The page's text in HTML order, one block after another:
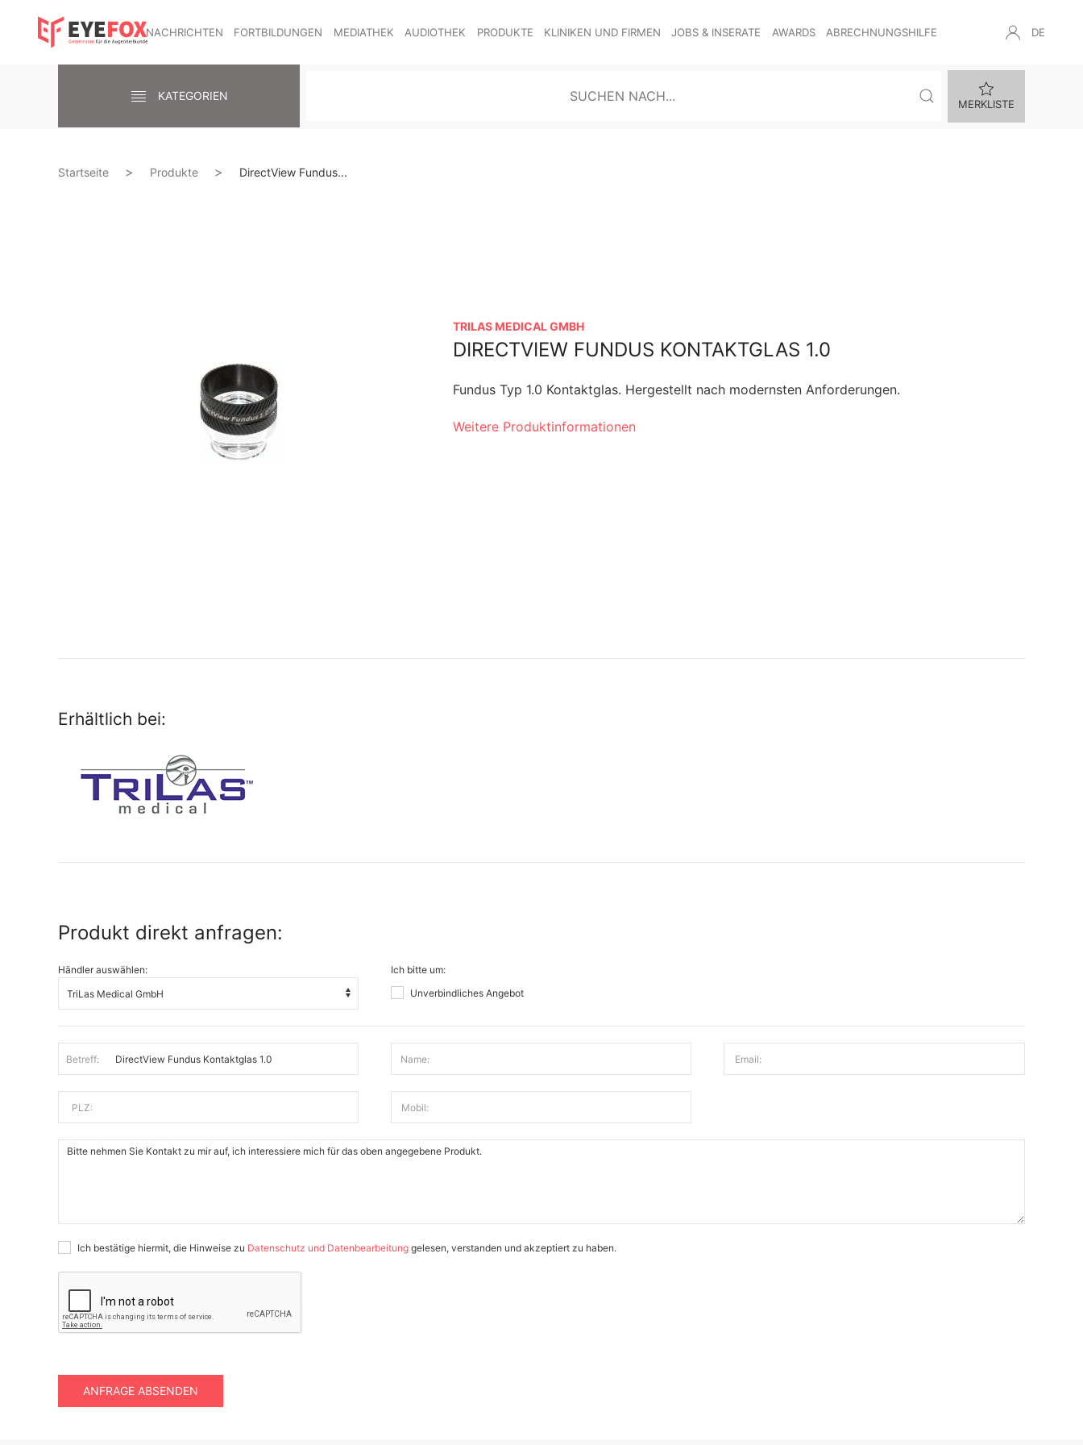
NACHRICHTEN FORTBILDUNGEN MEDIATHEK AUDIOTHEK PRODUKTE KLINIKEN UND FIRMEN JOBS & INSERATE AWARDS ABRECHNUNGSHILFE DE
KATEGORIEN
MERKLISTE
Startseite Produkte DirectView Fundus...
TRILAS MEDICAL GMBH
DIRECTVIEW FUNDUS KONTAKTGLAS 1.0
Fundus Typ 1.0 Kontaktglas. Hergestellt nach modernsten Anforderungen.
Weitere Produktinformationen
Erhältlich bei:
Produkt direkt anfragen:
Händler auswählen:
Ich bitte um:
Unverbindliches Angebot
Betreff: Name: Email:
PLZ: Mobil:
Ich bestätige hiermit, die Hinweise zu Datenschutz und Datenbearbeitung gelesen, verstanden und akzeptiert zu haben.
ANFRAGE ABSENDEN